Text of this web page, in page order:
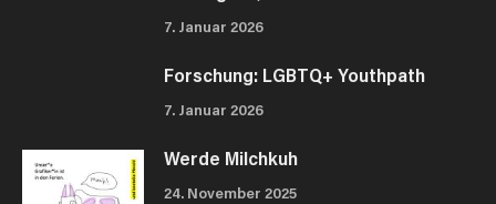
7. Januar 2026
Forschung: LGBTQ+ Youthpath
7. Januar 2026
Werde Milchkuh
24. November 2025